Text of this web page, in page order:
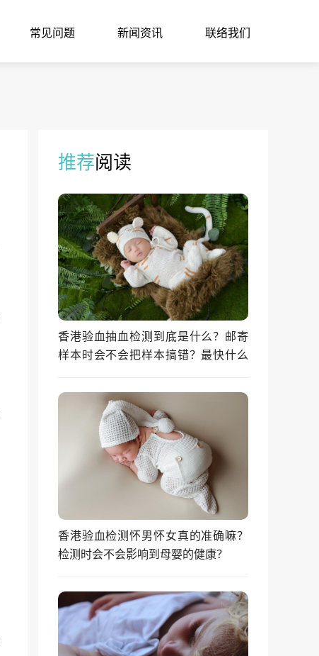
常见问题 新闻资讯 联络我们
推荐阅读
香港验血抽血检测到底是什么？邮寄
样本时会不会把样本搞错？最快什么
香港验血检测怀男怀女真的准确嘛？
检测时会不会影响到母婴的健康？